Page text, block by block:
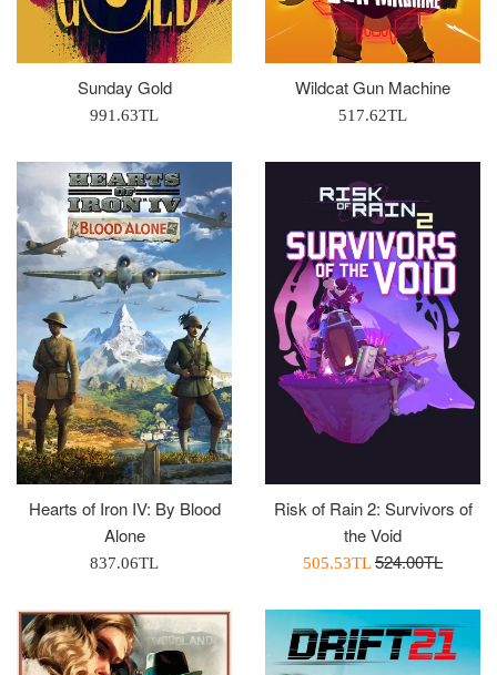
Sunday Gold
Normal
991.63TL
Wildcat Gun Machine
Normal
517.62TL
Hearts of Iron IV: By Blood
Alone
Normal
837.06TL
Risk of Rain 2: Survivors of
the Void
İndirimli
505.53TLNormal
524.00TL